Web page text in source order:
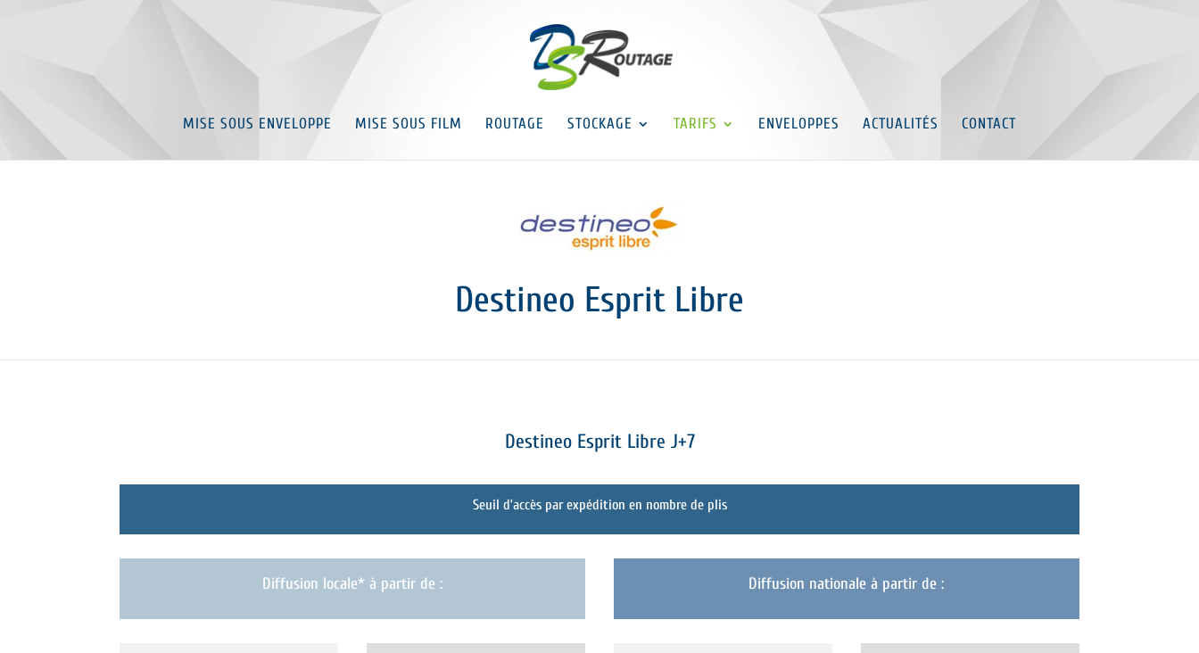
MISE SOUS ENVELOPPE MISE SOUS FILM ROUTAGE STOCKAGE TARIFS ENVELOPPES ACTUALITÉS CONTACT
Destineo Esprit Libre
Destineo Esprit Libre J+7
Seuil d’accès par expédition en nombre de plis
Diffusion locale* à partir de : Diffusion nationale à partir de :